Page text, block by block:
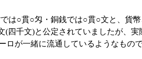
は○貫○匁・銅銭では○貫○文と、貨
(四千文)と公定されていましたが、
が一緒に流通しているようなもので